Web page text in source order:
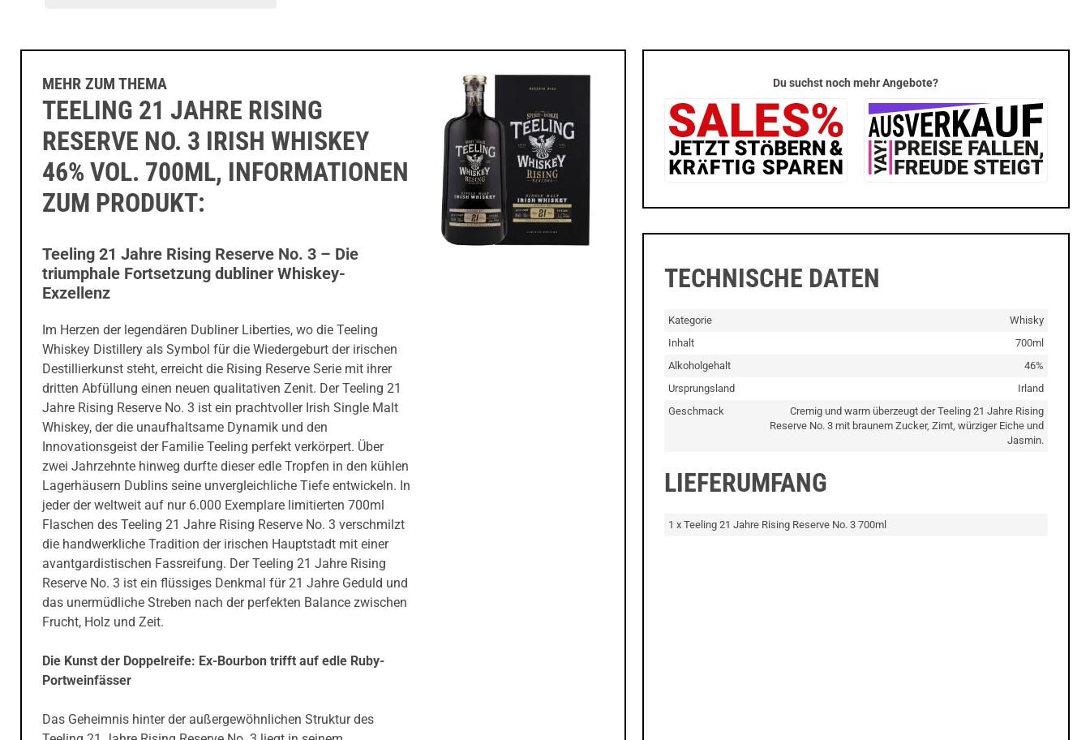
MEHR ZUM THEMA
TEELING 21 JAHRE RISING
RESERVE NO. 3 IRISH WHISKEY
46% VOL. 700ML, INFORMATIONEN
ZUM PRODUKT:
Teeling 21 Jahre Rising Reserve No. 3 – Die
triumphale Fortsetzung dubliner Whiskey-
Exzellenz
Im Herzen der legendären Dubliner Liberties, wo die Teeling
Whiskey Distillery als Symbol für die Wiedergeburt der irischen
Destillierkunst steht, erreicht die Rising Reserve Serie mit ihrer
dritten Abfüllung einen neuen qualitativen Zenit. Der Teeling 21
Jahre Rising Reserve No. 3 ist ein prachtvoller Irish Single Malt
Whiskey, der die unaufhaltsame Dynamik und den
Innovationsgeist der Familie Teeling perfekt verkörpert. Über
zwei Jahrzehnte hinweg durfte dieser edle Tropfen in den kühlen
Lagerhäusern Dublins seine unvergleichliche Tiefe entwickeln. In
jeder der weltweit auf nur 6.000 Exemplare limitierten 700ml
Flaschen des Teeling 21 Jahre Rising Reserve No. 3 verschmilzt
die handwerkliche Tradition der irischen Hauptstadt mit einer
avantgardistischen Fassreifung. Der Teeling 21 Jahre Rising
Reserve No. 3 ist ein flüssiges Denkmal für 21 Jahre Geduld und
das unermüdliche Streben nach der perfekten Balance zwischen
Frucht, Holz und Zeit.
Die Kunst der Doppelreife: Ex-Bourbon trifft auf edle Ruby-
Portweinfässer
Das Geheimnis hinter der außergewöhnlichen Struktur des
Du suchst noch mehr Angebote?
TECHNISCHE DATEN
Kategorie
Whisky
Inhalt
700ml
Alkoholgehalt
46%
Ursprungsland
Irland
Geschmack
Cremig und warm überzeugt der Teeling 21 Jahre Rising
Reserve No. 3 mit braunem Zucker, Zimt, würziger Eiche und
Jasmin.
LIEFERUMFANG
1 x Teeling 21 Jahre Rising Reserve No. 3 700ml